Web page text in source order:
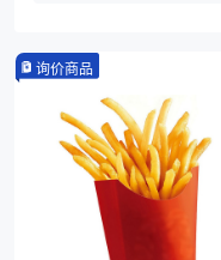
询价商品